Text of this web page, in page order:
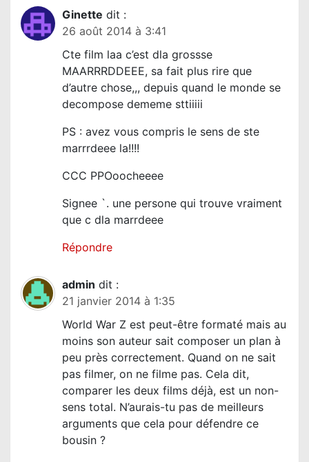
Ginette dit :
26 août 2014 à 3:41
Cte film laa c’est dla grossse
MAARRRDDEEE, sa fait plus rire que
d’autre chose,,, depuis quand le monde se
decompose dememe sttiiiii
PS : avez vous compris le sens de ste
marrrdeee la!!!!
CCC PPOoocheeee
Signee `. une persone qui trouve vraiment
que c dla marrdeee
Répondre
admin dit :
21 janvier 2014 à 1:35
World War Z est peut-être formaté mais au
moins son auteur sait composer un plan à
peu près correctement. Quand on ne sait
pas filmer, on ne filme pas. Cela dit,
comparer les deux films déjà, est un non-
sens total. N’aurais-tu pas de meilleurs
arguments que cela pour défendre ce
bousin ?